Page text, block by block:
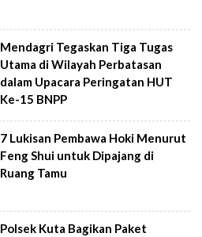
Mendagri Tegaskan Tiga Tugas
Utama di Wilayah Perbatasan
dalam Upacara Peringatan HUT
Ke-15 BNPP
7 Lukisan Pembawa Hoki Menurut
Feng Shui untuk Dipajang di
Ruang Tamu
Polsek Kuta Bagikan Paket